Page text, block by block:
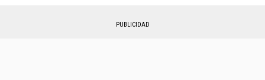
PUBLICIDAD